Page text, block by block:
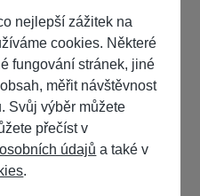
nejlepší zážitek na
cookies. Některé
fungování stránek, jiné
měřit návštěvnost
Svůj výběr můžete
přečíst v
údajů a také v
.